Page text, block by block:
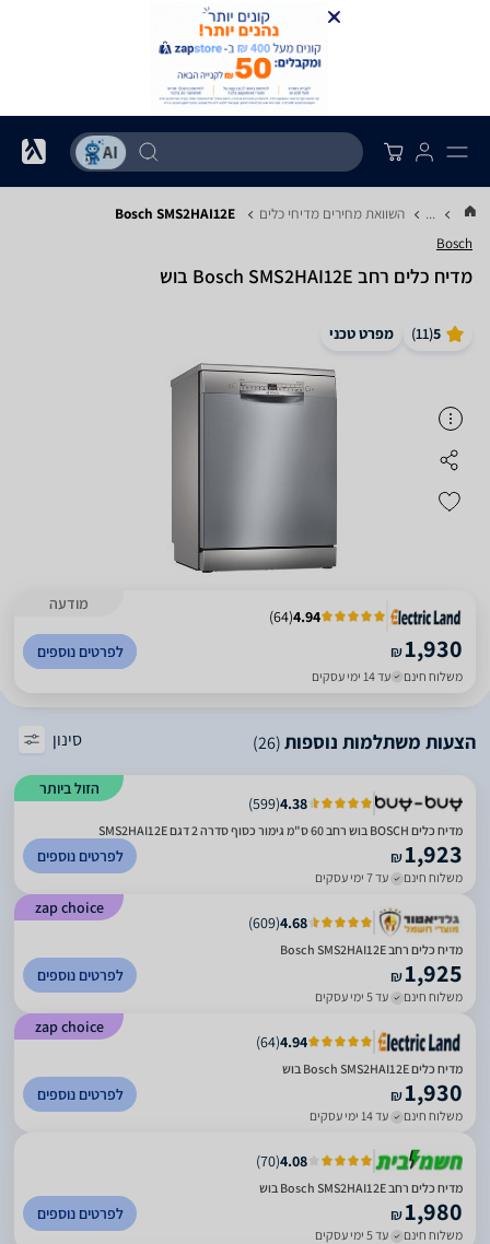
... השוואת מחירים מדיחי כלים Bosch SMS2HAI12E
Bosch
מדיח כלים ‏רחב Bosch SMS2HAI12E בוש
5
(
11
) מפרט טכני
מודעה
4.94
(
64
)
₪1,930
משלוח חינם עד 14 ימי עסקים
לפרטים נוספים
הצעות משתלמות נוספות(26) סינון
הזול ביותר
4.38
(
599
)
מדיח כלים BOSCH בוש ‏רחב 60 ס"מ גימור כסוף סדרה 2 דגם SMS2HAI12E
₪1,923
משלוח חינם עד 7 ימי עסקים
לפרטים נוספים
zap choice
4.68
(
609
)
מדיח כלים ‏רחב Bosch SMS2HAI12E
₪1,925
משלוח חינם עד 5 ימי עסקים
לפרטים נוספים
zap choice
4.94
(
64
)
מדיח כלים Bosch SMS2HAI12E בוש
₪1,930
משלוח חינם עד 14 ימי עסקים
לפרטים נוספים
4.08
(
70
)
מדיח כלים ‏רחב Bosch SMS2HAI12E בוש
₪1,980
משלוח חינם עד 5 ימי עסקים
לפרטים נוספים